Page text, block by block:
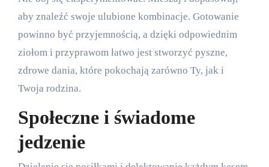
aby znaleźć swoje ulubione kombinacje. Gotowanie
powinno być przyjemnością, a dzięki odpowiednim
ziołom i przyprawom łatwo jest stworzyć pyszne,
zdrowe dania, które pokochają zarówno Ty, jak i
Twoja rodzina.
Społeczne i świadome
jedzenie